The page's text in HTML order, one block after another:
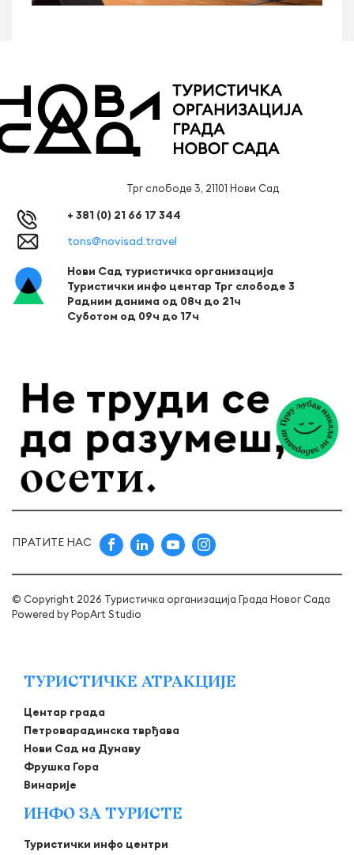
Трг слободе 3, 21101 Нови Сад
+ 381 (0) 21 66 17 344
tons@novisad.travel
Нови Сад туристичка организација
Туристички инфо центар Трг слободе 3
Радним данима од 08ч до 21ч
Суботом од 09ч до 17ч
ПРАТИТЕ НАС
© Copyright 2026 Туристичка организација Града Новог Сада
Powered byPopArt Studio
ТУРИСТИЧКЕ АТРАКЦИЈЕ
Центар града
Петроварадинска тврђава
Нови Сад на Дунаву
Фрушка Гора
Винарије
ИНФО ЗА ТУРИСТЕ
Туристички инфо центри